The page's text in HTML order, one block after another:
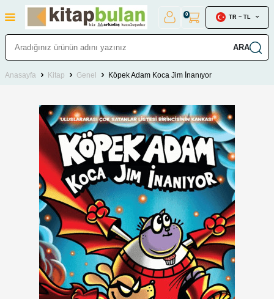
ARA
0 TR − TL
Anasayfa Kitap Genel Köpek Adam Koca Jim İnanıyor